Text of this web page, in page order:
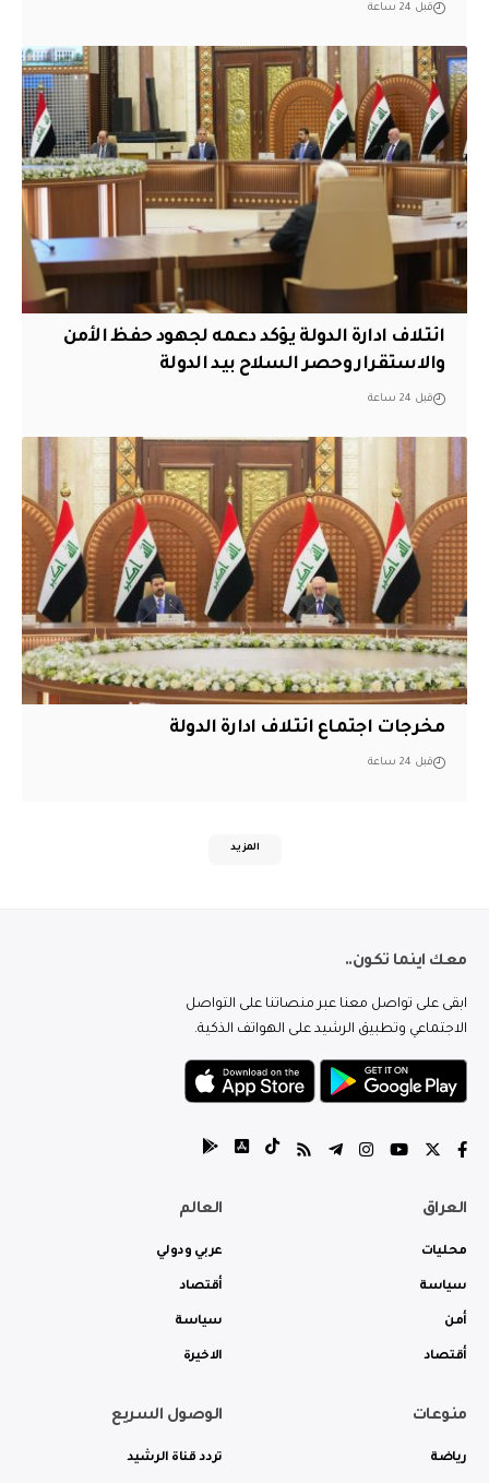
قبل 24 ساعة
ائتلاف ادارة الدولة يؤكد دعمه لجهود حفظ الأمن
والاستقرار وحصر السلاح بيد الدولة
قبل 24 ساعة
مخرجات اجتماع ائتلاف ادارة الدولة
قبل 24 ساعة
المزيد
معك اينما تكون..
ابقى على تواصل معنا عبر منصاتنا على التواصل
الاجتماعي وتطبيق الرشيد على الهواتف الذكية.
العراق
محليات
سياسة
أمن
أقتصاد
العالم
عربي ودولي
أقتصاد
سياسة
الاخيرة
منوعات
رياضة
الوصول السريع
تردد قناة الرشيد